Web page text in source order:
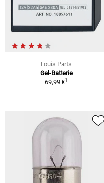
Louis Parts
Gel-Batterie
69,99 €1